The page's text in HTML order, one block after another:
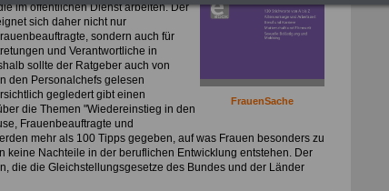
FrauenSache
im öffentlichen Dienst arbeiten. Der
sich daher nicht nur
sondern auch für
und Verantwortliche in
sollte der Ratgeber auch von
den Personalchefs gelesen
gegledert gibt einen
die Themen "Wiedereinstieg in den
Frauenbeauftragte und
mehr als 100 Tipps gegeben, auf was Frauen besonders zu
keine Nachteile in der beruflichen Entwicklung entstehen. Der
die die Gleichstellungsgesetze des Bundes und der Länder